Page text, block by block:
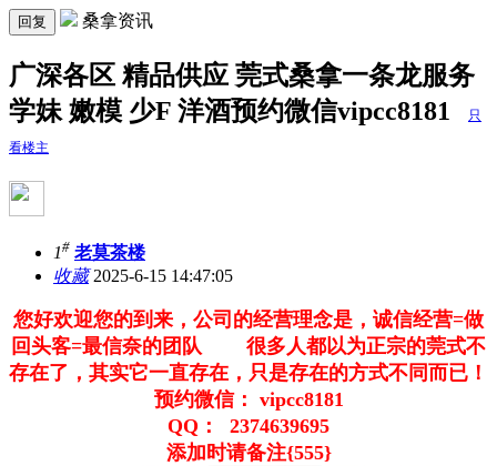
回复 桑拿资讯
广深各区 精品供应 莞式桑拿一条龙服务
学妹 嫩模 少F 洋酒预约微信vipcc8181
只
看楼主
1# 老莫茶楼
收藏2025-6-15 14:47:05
您好欢迎您的到来，公司的经营理念是，诚信经营=做
回头客=最信奈的团队 很多人都以为正宗的莞式不
存在了，其实它一直存在，只是存在的方式不同而已！
预约微信： vipcc8181
QQ： 2374639695
添加时请备注{555}